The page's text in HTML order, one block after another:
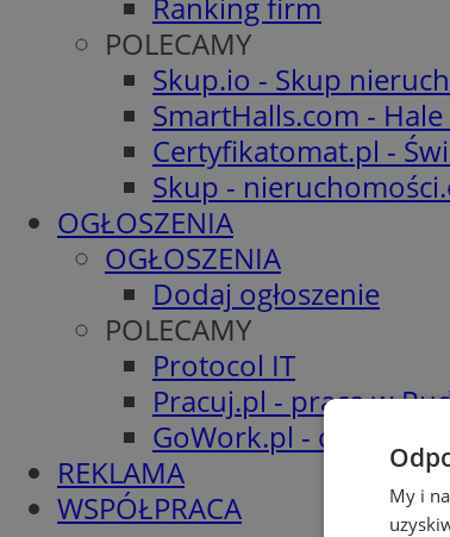
POLECAMY
Skup.io - Skup
SmartHalls.com -
Certyfikatomat.pl -
Skup -
OGŁOSZENIA
OGŁOSZENIA
Dodaj ogłoszenie
POLECAMY
Protocol IT
Pracuj.pl - praca w
GoWork.pl - oferty
REKLAMA
WSPÓŁPRACA
My i